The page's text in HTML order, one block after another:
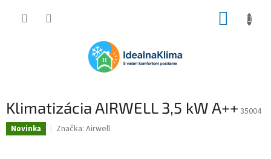
Klimatizácia AIRWELL 3,5 kW A++ 35004
Novinka Značka: Airwell